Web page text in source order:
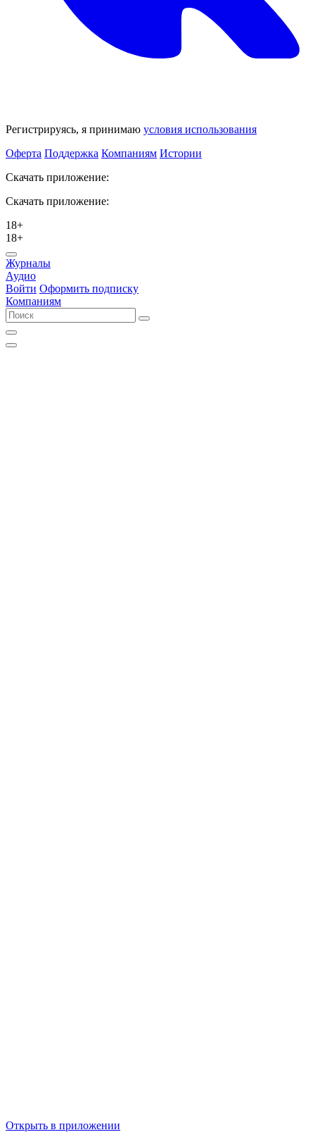
Регистрируясь, я принимаю условия использования
Оферта Поддержка Компаниям Истории
Скачать приложение:
Скачать приложение:
18+
18+
Журналы
Аудио
Войти Оформить подписку
Компаниям
Открыть в приложении